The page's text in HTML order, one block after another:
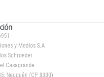
y Medios S.A
Schroeder
Casagrande
Neuquén (CP 8300)